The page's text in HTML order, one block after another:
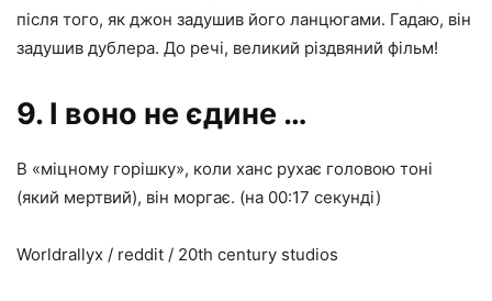
після того, як джон задушив його ланцюгами. Гадаю, він
задушив дублера. До речі, великий різдвяний фільм!
9. І воно не єдине …
В «міцному горішку», коли ханс рухає головою тоні
(який мертвий), він моргає. (на 00:17 секунді)
Worldrallyx / reddit / 20th century studios